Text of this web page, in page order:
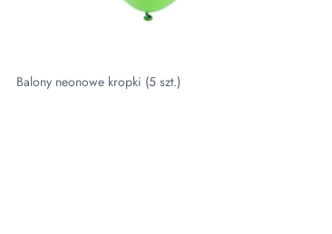
Balony neonowe kropki (5 szt.)